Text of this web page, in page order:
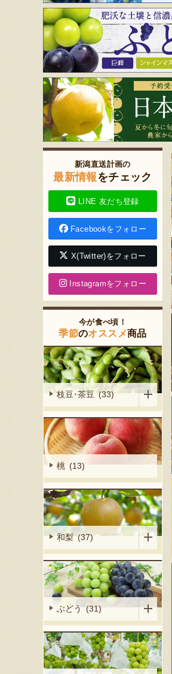
新潟直送計画の
最新情報をチェック
LINE 友だち登録
Facebookをフォロー
X(Twitter)をフォロー
Instagramをフォロー
今が食べ頃！
季節のオススメ商品
枝豆･茶豆 (33)
桃 (13)
和梨 (37)
ぶどう (31)